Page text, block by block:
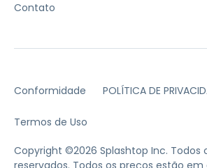
Contato
Conformidade POLÍTICA DE
Termos de Uso
Copyright ©2026 Splashtop Inc. Todos
reservados. Todos os preços estão em